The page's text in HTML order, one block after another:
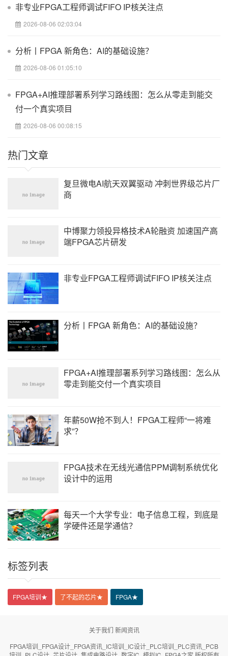
非专业FPGA工程师调试FIFO IP核关注点
2026-08-06 02:03:04
分析丨FPGA 新角色：AI的基础设施？
2026-08-06 01:05:10
FPGA+AI推理部署系列学习路线图：怎么从零走到能交
付一个真实项目
2026-08-06 00:08:15
热门文章
复旦微电AI航天双翼驱动 冲刺世界级芯片厂
商
中博聚力领投异格技术A轮融资 加速国产高
端FPGA芯片研发
非专业FPGA工程师调试FIFO IP核关注点
分析丨FPGA 新角色：AI的基础设施？
FPGA+AI推理部署系列学习路线图：怎么从
零走到能交付一个真实项目
年薪50W抢不到人！FPGA工程师“一将难
求”？
FPGA技术在无线光通信PPM调制系统优化
设计中的运用
每天一个大学专业：电子信息工程，到底是
学硬件还是学通信？
标签列表
FPGA培训★ 了不起的芯片★ FPGA★
关于我们 新闻资讯
FPGA培训_FPGA设计_FPGA资讯_IC培训_IC设计_PLC培训_PLC资讯_PCB